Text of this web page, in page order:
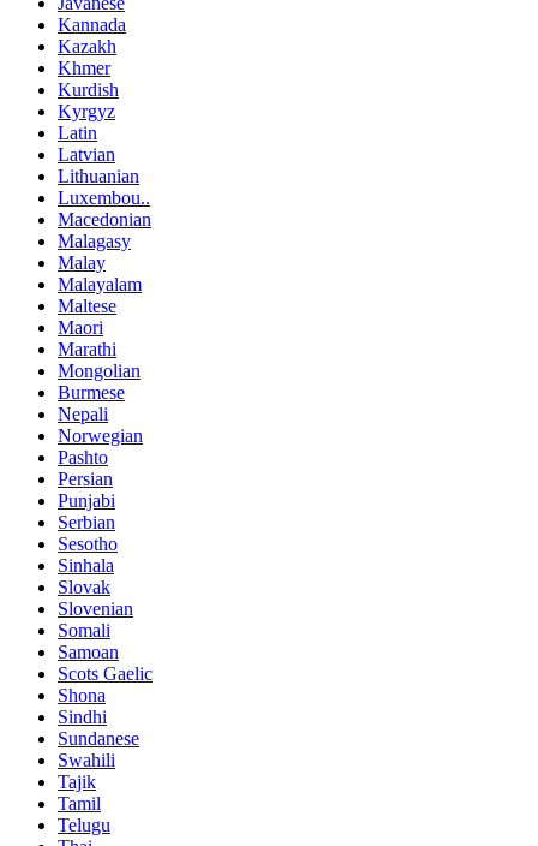
Kannada
Kazakh
Khmer
Kurdish
Kyrgyz
Latin
Latvian
Lithuanian
Luxembou..
Macedonian
Malagasy
Malay
Malayalam
Maltese
Maori
Marathi
Mongolian
Burmese
Nepali
Norwegian
Pashto
Persian
Punjabi
Serbian
Sesotho
Sinhala
Slovak
Slovenian
Somali
Samoan
Scots Gaelic
Shona
Sindhi
Sundanese
Swahili
Tajik
Tamil
Telugu